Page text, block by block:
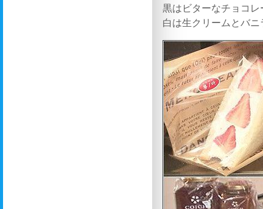
黒はビターなチョコレ
白は生クリームとバニ